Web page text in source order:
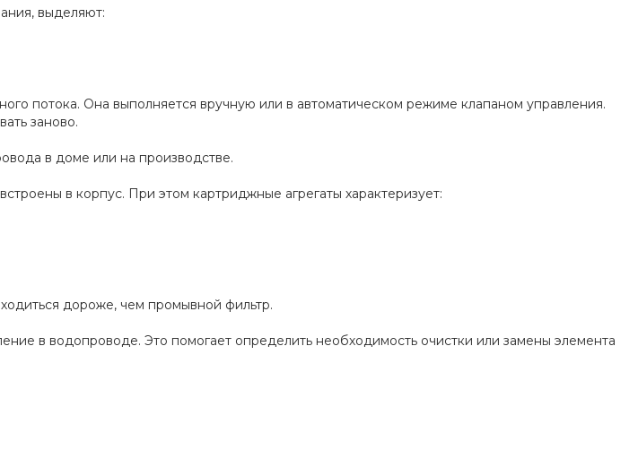
выделяют:
потока. Она выполняется вручную или в автоматическом режиме клапаном управления.
заново.
в доме или на производстве.
в корпус. При этом картриджные агрегаты характеризует:
дороже, чем промывной фильтр.
в водопроводе. Это помогает определить необходимость очистки или замены элемента